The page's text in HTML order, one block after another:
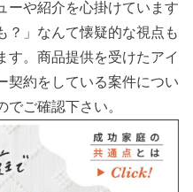
ーや紹介を心掛けています
？」なんて懐疑的な視点も
す。商品提供を受けたアイ
契約をしている案件につい
ご確認下さい。